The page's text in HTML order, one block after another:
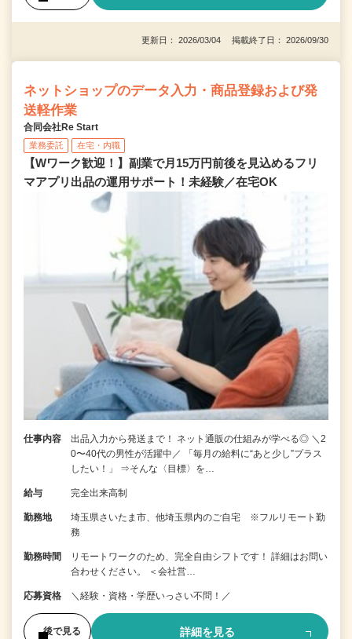
更新日： 2026/03/04 掲載終了日： 2026/09/30
ネットショップのデータ入力・商品登録および発
送軽作業
合同会社Re Start
業務委託 在宅・内職
【Wワーク歓迎！】副業で月15万円前後を見込めるフリ
マアプリ出品の運用サポート！未経験／在宅OK
仕事内容
出品入力から発送まで！ ネット通販の仕組みが学べる◎ ＼2
0〜40代の男性が活躍中／ 「毎月の給料に“あと少し”プラス
したい！」 ⇒そんな〈目標〉を…
給与 完全出来高制
勤務地
埼玉県さいたま市、他埼玉県内のご自宅 ※フルリモート勤
務
勤務時間
リモートワークのため、完全自由シフトです！ 詳細はお問い
合わせください。 ＜会社営…
応募資格 ＼経験・資格・学歴いっさい不問！／
後で見る 詳細を見る